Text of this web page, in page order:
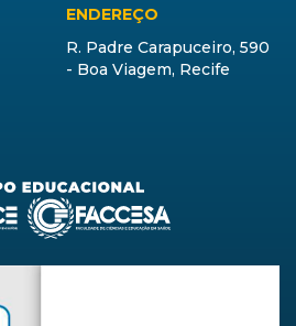
ENDEREÇO
R. Padre Carapuceiro, 590
- Boa Viagem, Recife